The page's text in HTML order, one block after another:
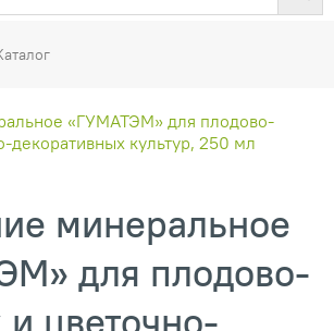
минеральное
для плодово-
цветочно-